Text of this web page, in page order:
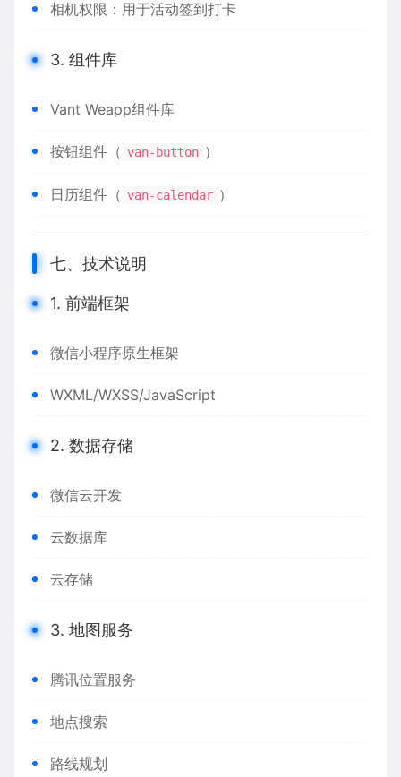
相机权限：用于活动签到打卡
3. 组件库
Vant Weapp组件库
按钮组件（ van-button ）
日历组件（ van-calendar ）
七、技术说明
1. 前端框架
微信小程序原生框架
WXML/WXSS/JavaScript
2. 数据存储
微信云开发
云数据库
云存储
3. 地图服务
腾讯位置服务
地点搜索
路线规划